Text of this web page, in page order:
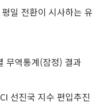
일 전환이 시사하는 유
역통계(잠정) 결과
선진국 지수 편입추진